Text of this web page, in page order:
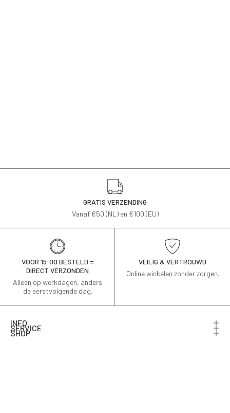
GRATIS VERZENDING
Vanaf €50 (NL) en €100 (EU)
VOOR 15:00 BESTELD =
DIRECT VERZONDEN
Alleen op werkdagen, anders
de eerstvolgende dag.
VEILIG & VERTROUWD
Online winkelen zonder zorgen.
INFO
SERVICE
SHOP